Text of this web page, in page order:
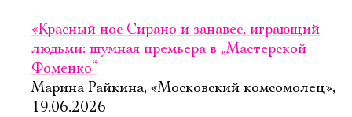
«Красный нос Сирано и занавес, играющий
людьми: шумная премьера в „Мастерской
Фоменко“
Марина Райкина, «Московский комсомолец»,
19.06.2026